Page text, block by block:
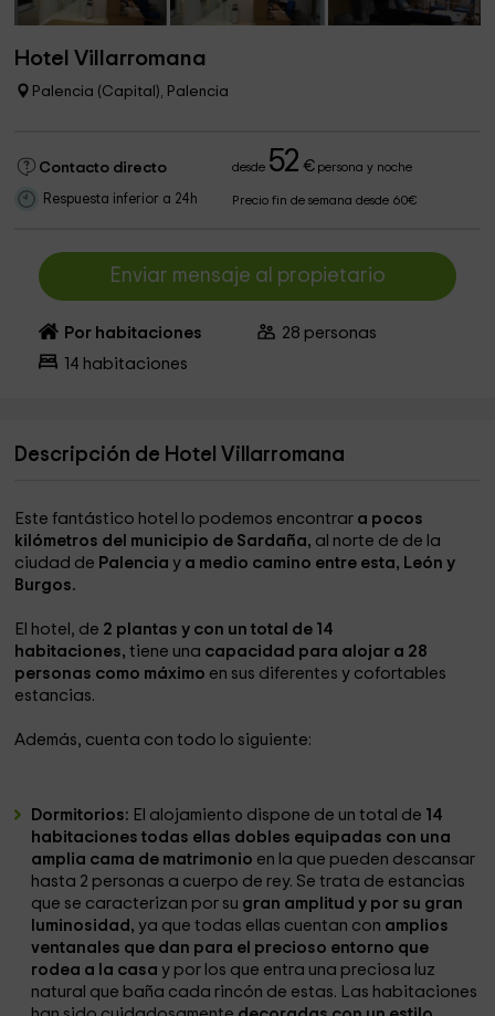
Hotel Villarromana
Palencia (Capital), Palencia
Contacto directo desde 52 €persona y noche
Respuesta inferior a 24h Precio fin de semana desde 60€
Enviar mensaje al propietario
Por habitaciones 28 personas
14 habitaciones
Descripción de Hotel Villarromana
Este fantástico hotel lo podemos encontrar a pocos
kilómetros del municipio de Sardaña, al norte de de la
ciudad de Palencia y a medio camino entre esta, León y
Burgos.
El hotel, de 2 plantas y con un total de 14
habitaciones, tiene una capacidad para alojar a 28
personas como máximo en sus diferentes y cofortables
estancias.
Además, cuenta con todo lo siguiente:
Dormitorios: El alojamiento dispone de un total de 14
habitaciones todas ellas dobles equipadas con una
amplia cama de matrimonio en la que pueden descansar
hasta 2 personas a cuerpo de rey. Se trata de estancias
que se caracterizan por su gran amplitud y por su gran
luminosidad,ya que todas ellas cuentan con amplios
ventanales que dan para el precioso entorno que
rodea a la casay por los que entra una preciosa luz
natural que baña cada rincón de estas. Las habitaciones